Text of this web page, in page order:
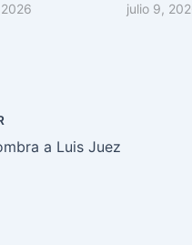
2026 julio 9,
a Luis Juez